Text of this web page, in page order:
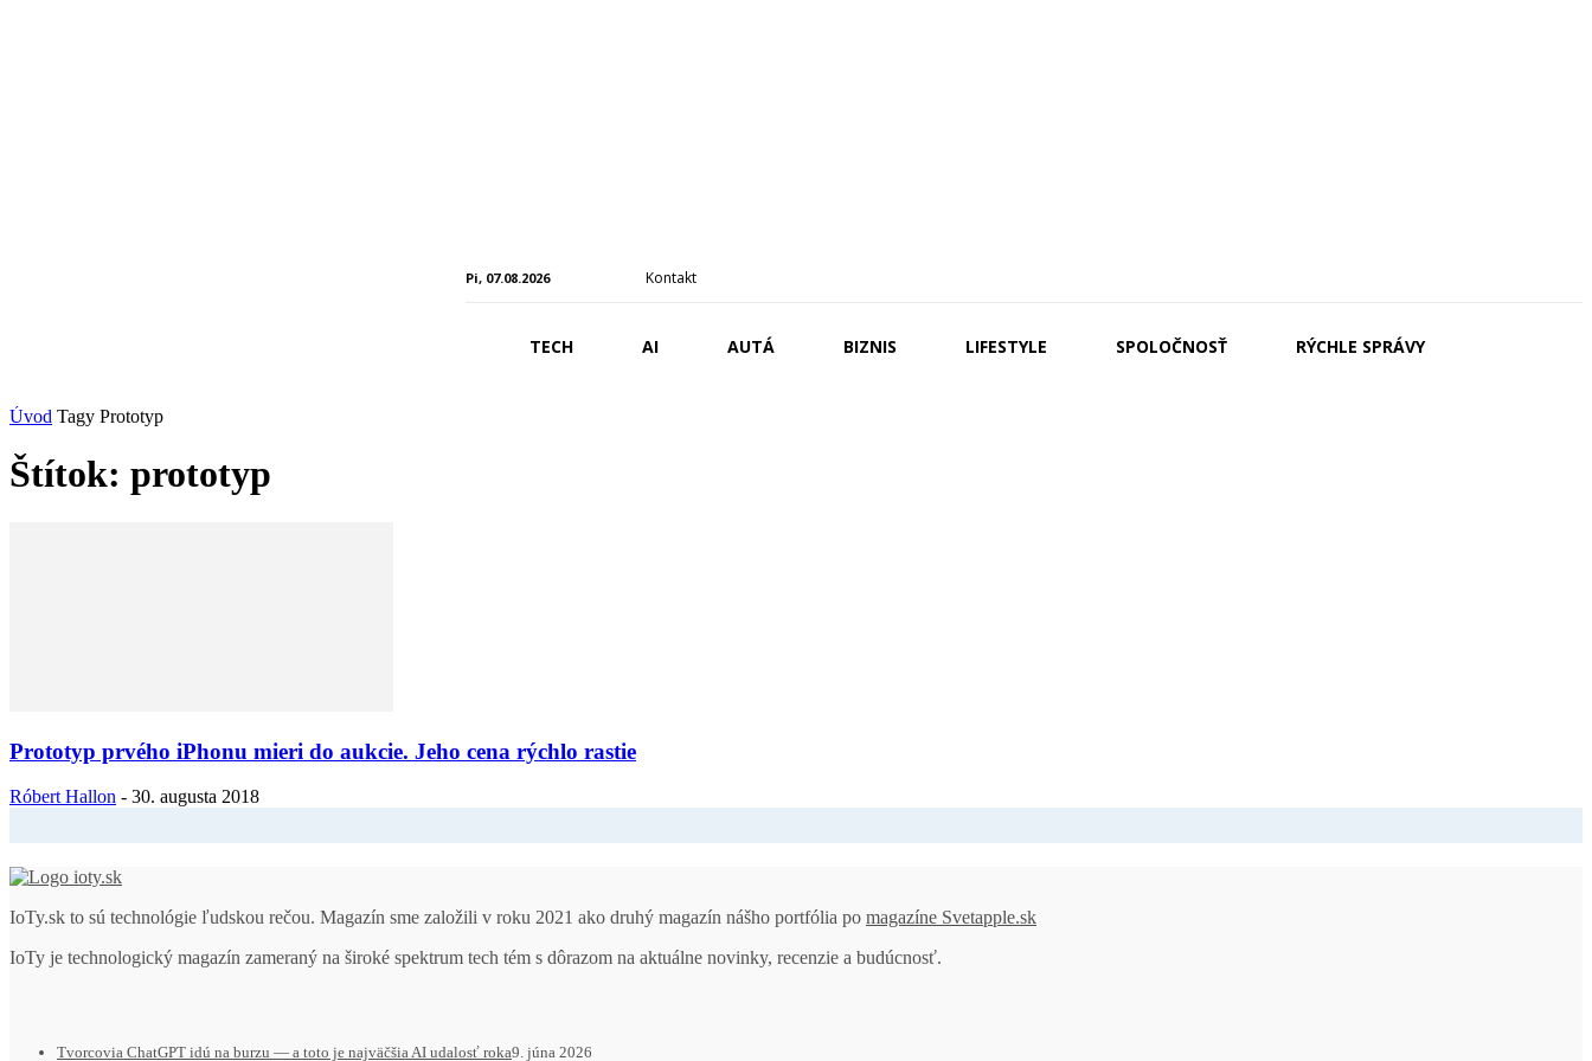
Pi, 07.08.2026 Kontakt
TECH AI AUTÁ BIZNIS LIFESTYLE SPOLOČNOSŤ RÝCHLE SPRÁVY
Úvod Tagy Prototyp
Štítok: prototyp
Prototyp prvého iPhonu mieri do aukcie. Jeho cena rýchlo rastie
Róbert Hallon - 30. augusta 2018
IoTy.sk to sú technológie ľudskou rečou. Magazín sme založili v roku 2021 ako druhý magazín nášho portfólia po magazíne Svetapple.sk
IoTy je technologický magazín zameraný na široké spektrum tech tém s dôrazom na aktuálne novinky, recenzie a budúcnosť.
Tvorcovia ChatGPT idú na burzu — a toto je najväčšia AI udalosť roka9. júna 2026